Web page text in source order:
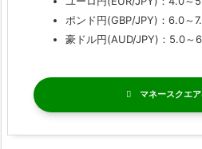
ポンド円(GBP/JPY)：6.0～
豪ドル円(AUD/JPY)：5.0～
マネースクエア